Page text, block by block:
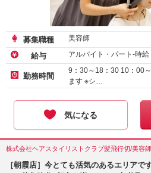
募集職種 美容師
給与 アルバイト・パート-時給
勤務時間
9：30～18：30 10：00～19：00 ※店舗に
ます ※シ…
気になる
株式会社ヘアスタイリストクラブ髪飛行切/美容師
［朝霞店］今とても活気のあるエリアで